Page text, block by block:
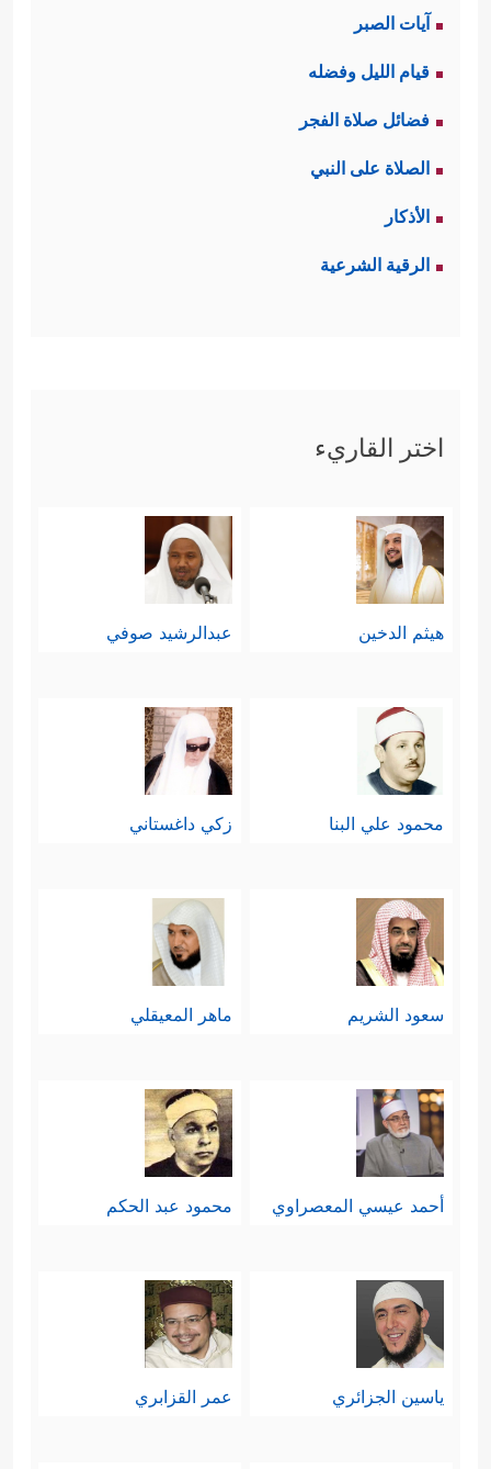
آيات الصبر
قيام الليل وفضله
فضائل صلاة الفجر
الصلاة على النبي
الأذكار
الرقية الشرعية
اختر القاريء
هيثم الدخين عبدالرشيد صوفي
محمود علي البنا زكي داغستاني
سعود الشريم ماهر المعيقلي
أحمد عيسي المعصراوي محمود عبد الحكم
ياسين الجزائري عمر القزابري